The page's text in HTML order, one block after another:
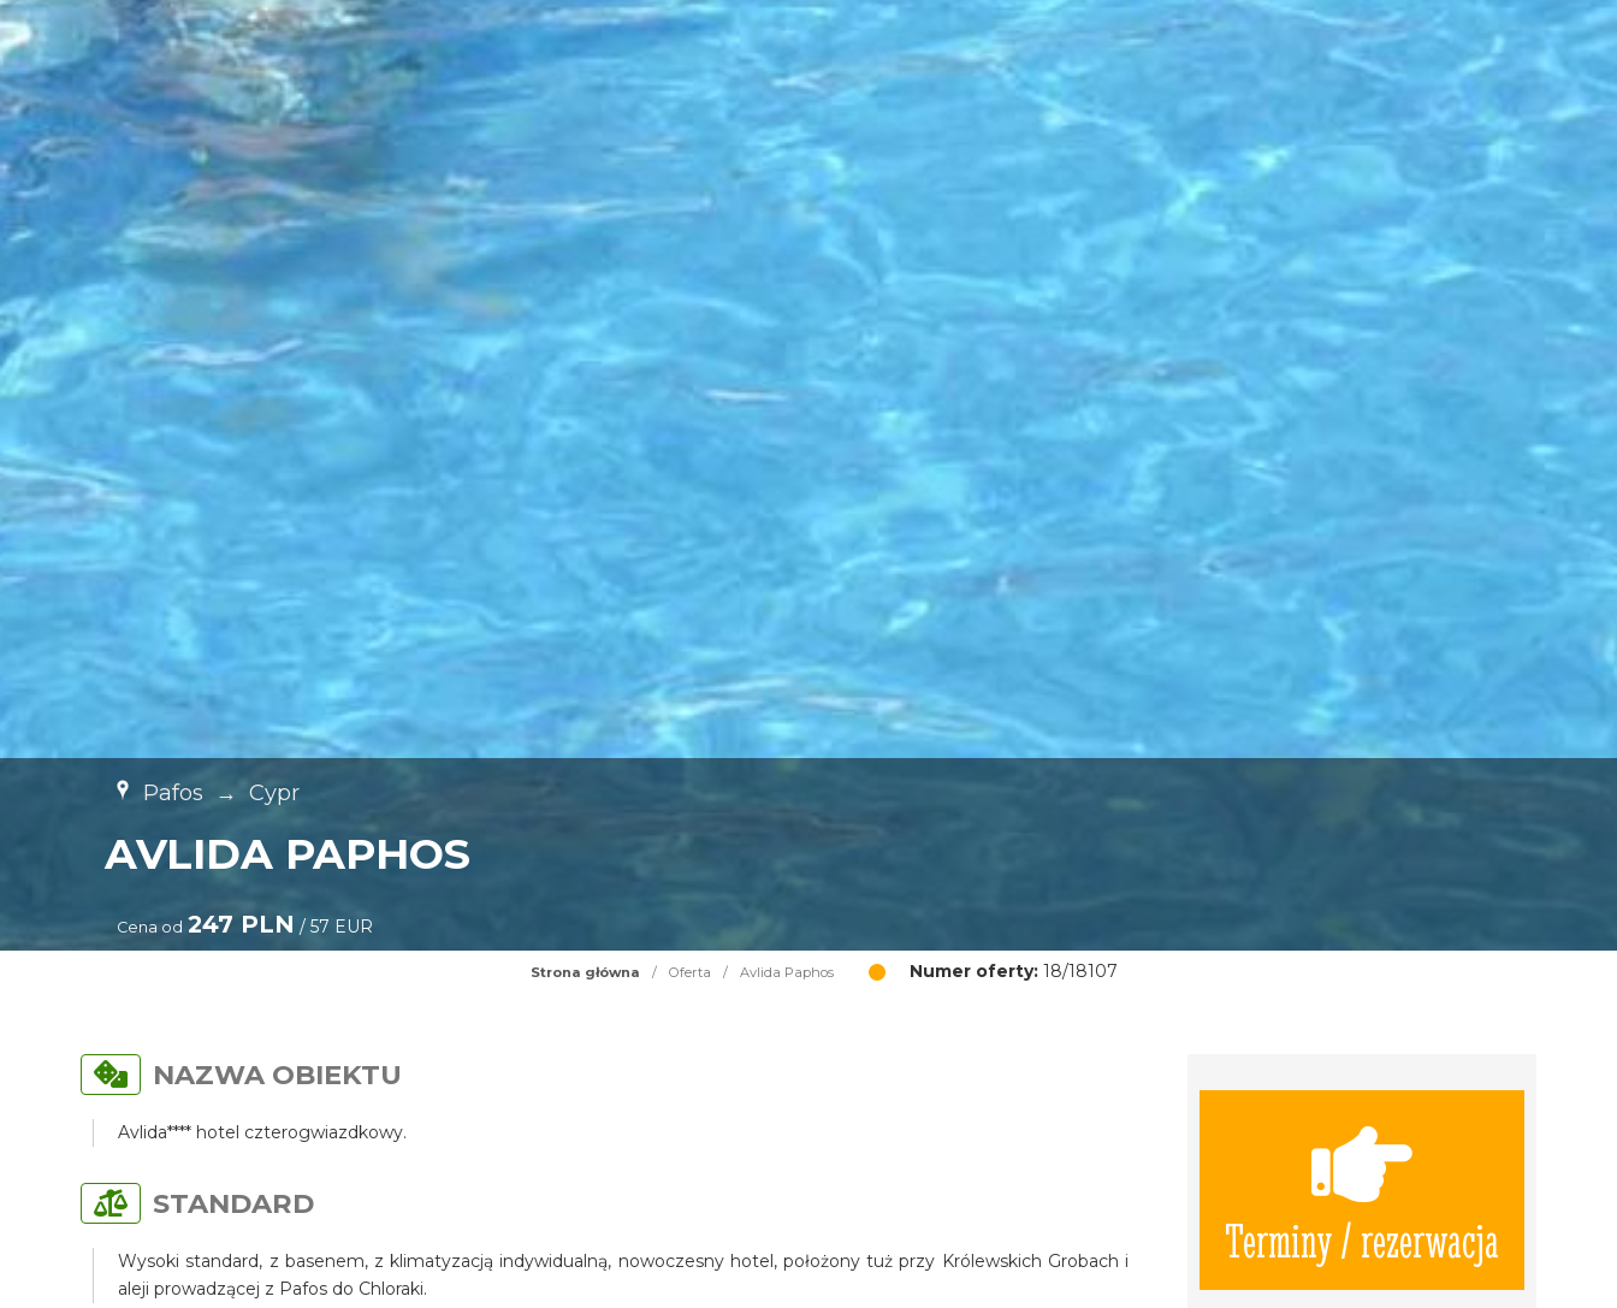
Pafos → Cypr
AVLIDA PAPHOS
Cena od 247 PLN / 57 EUR
Strona główna / Oferta / Avlida Paphos Numer oferty:18/18107
Terminy / rezerwacja
NAZWA OBIEKTU
Avlida**** hotel czterogwiazdkowy.
STANDARD
Wysoki standard, z basenem, z klimatyzacją indywidualną, nowoczesny hotel, położony tuż przy Królewskich Grobach i
aleji prowadzącej z Pafos do Chloraki.